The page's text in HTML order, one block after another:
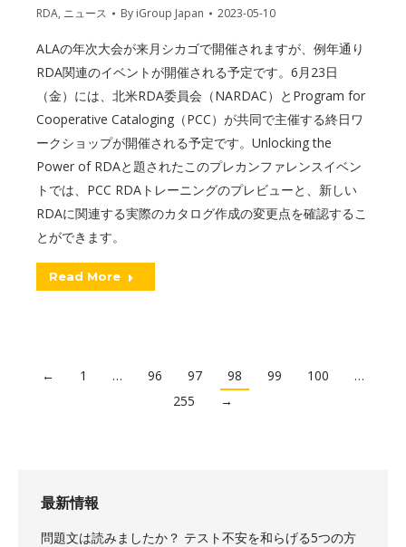
RDA, ニュース By iGroup Japan 2023-05-10
ALAの年次大会が来月シカゴで開催されますが、例年通り
RDA関連のイベントが開催される予定です。6月23日
（金）には、北米RDA委員会（NARDAC）とProgram for
Cooperative Cataloging（PCC）が共同で主催する終日ワ
ークショップが開催される予定です。Unlocking the
Power of RDAと題されたこのプレカンファレンスイベン
トでは、PCC RDAトレーニングのプレビューと、新しい
RDAに関連する実際のカタログ作成の変更点を確認するこ
とができます。
Read More
← 1 … 96 97 98 99 100
…
255
→
最新情報
問題文は読みましたか？ テスト不安を和らげる5つの方